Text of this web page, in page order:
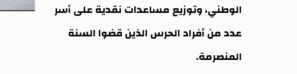
الوطني، وتوزيع مساعدات نقدية على أسر
عدد من أفراد الحرس الذين قضوا السنة
المنصرمة.